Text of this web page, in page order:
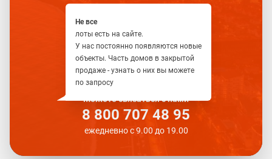
Можете связаться с нами
8 800 707 48 95
ежедневно с 9.00 до 19.00
Не все
лоты есть на сайте.
У нас постоянно появляются новые
объекты. Часть домов в закрытой
продаже - узнать о них вы можете
по запросу